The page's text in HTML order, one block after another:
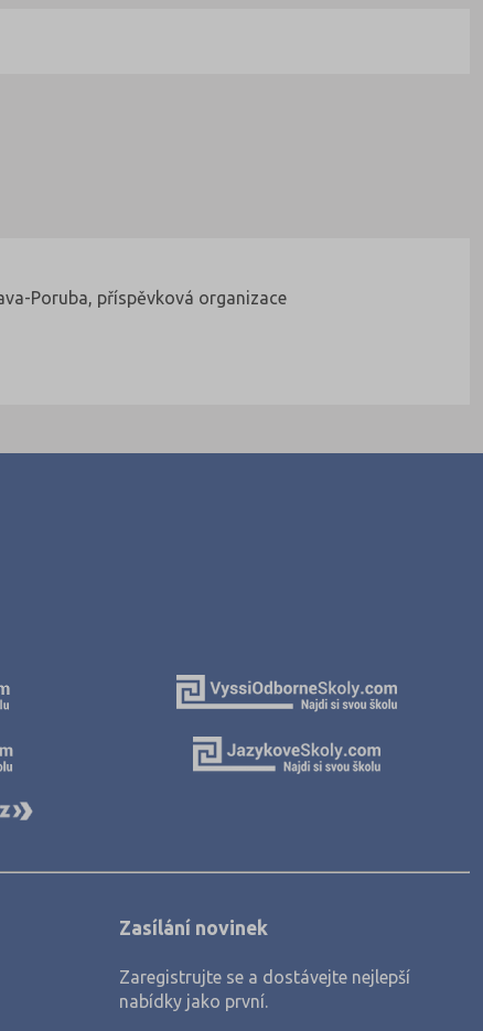
Poruba, příspěvková organizace
Zasílání novinek
Zaregistrujte se a dostávejte nejlepší
nabídky jako první.